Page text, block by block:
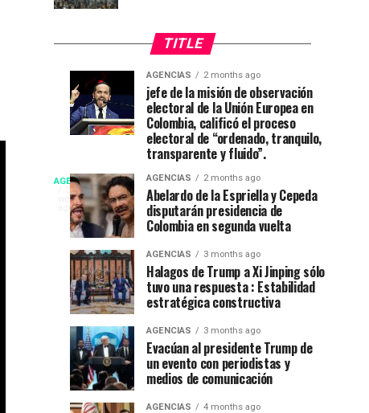
TITLE
AGENCIAS
3
weeks
ago
Campeonato
internacional
de
natación
en
Ibagué
NEW
YORK
DEPORTES|
Por
Gustavo
Lugo
Ibagué
Ibagué
AGENCIAS
4
weeks
ago
“Mi
casa
está
fiesta”
en
52
festival
del
folclor
colombiano
AGENCIAS
1
month
ago
CNE
declara
Espriella
nuevo
presidente
Colombia
2026-
2030
AGENCIAS 2 months ago
jefe de la misión de observación
electoral de la Unión Europea en
Colombia, calificó el proceso
electoral de “ordenado, tranquilo,
transparente y fluido”.
AGENCIAS 2 months ago
Abelardo de la Espriella y Cepeda
disputarán presidencia de
Colombia en segunda vuelta
AGENCIAS 3 months ago
Halagos de Trump a Xi Jinping sólo
tuvo una respuesta : Estabilidad
estratégica constructiva
AGENCIAS 3 months ago
Evacúan al presidente Trump de
un evento con periodistas y
medios de comunicación
AGENCIAS 4 months ago